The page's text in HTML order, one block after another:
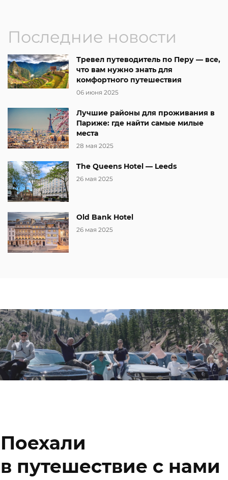
Последние новости
Тревел путеводитель по Перу — все,
что вам нужно знать для
комфортного путешествия
06 июня 2025
Лучшие районы для проживания в
Париже: где найти самые милые
места
28 мая 2025
The Queens Hotel — Leeds
26 мая 2025
Old Bank Hotel
26 мая 2025
Поехали
в путешествие с нами